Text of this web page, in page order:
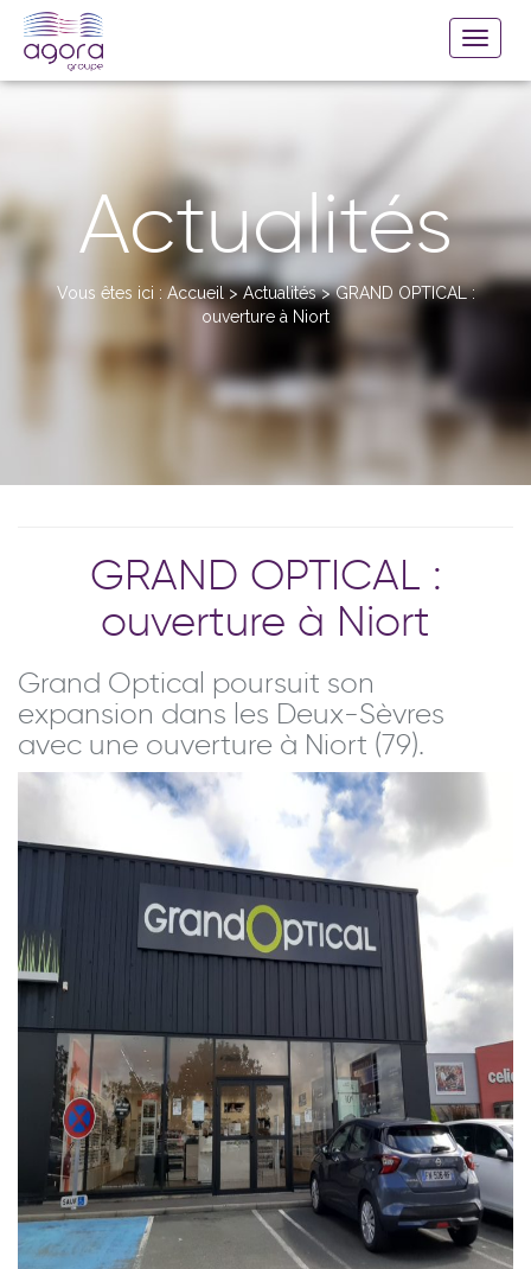
Actualités
Vous êtes ici : Accueil >Actualités>GRAND OPTICAL :
ouverture à Niort
GRAND OPTICAL :
ouverture à Niort
Grand Optical poursuit son
expansion dans les Deux-Sèvres
avec une ouverture à Niort (79).